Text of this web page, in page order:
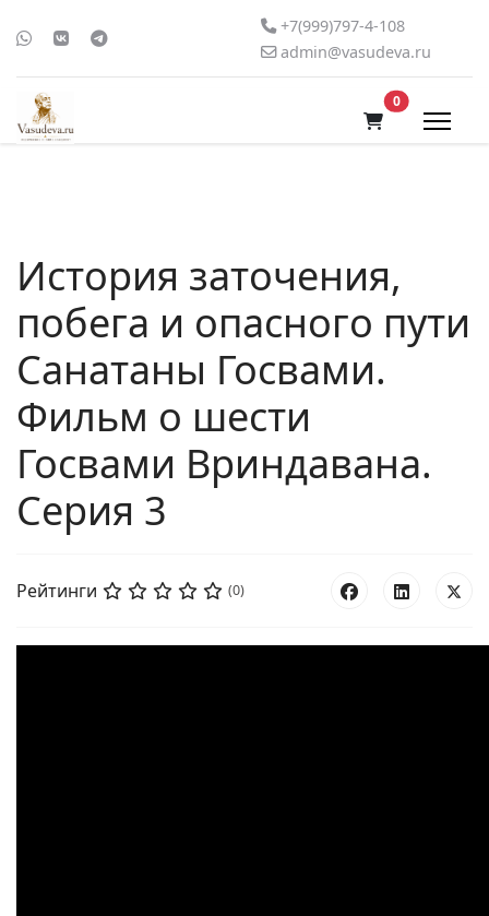
+7(999)797-4-108
admin@vasudeva.ru
0В корзину
История заточения,
побега и опасного пути
Санатаны Госвами.
Фильм о шести
Госвами Вриндавана.
Серия 3
Рейтинги (0)